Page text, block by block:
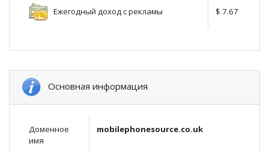
Ежегодный доход с рекламы $ 7.67
Основная информация
Доменное
имя
mobilephonesource.co.uk